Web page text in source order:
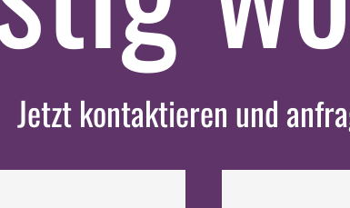
Jetzt kontaktieren und